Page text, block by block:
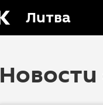
Литва
Новости